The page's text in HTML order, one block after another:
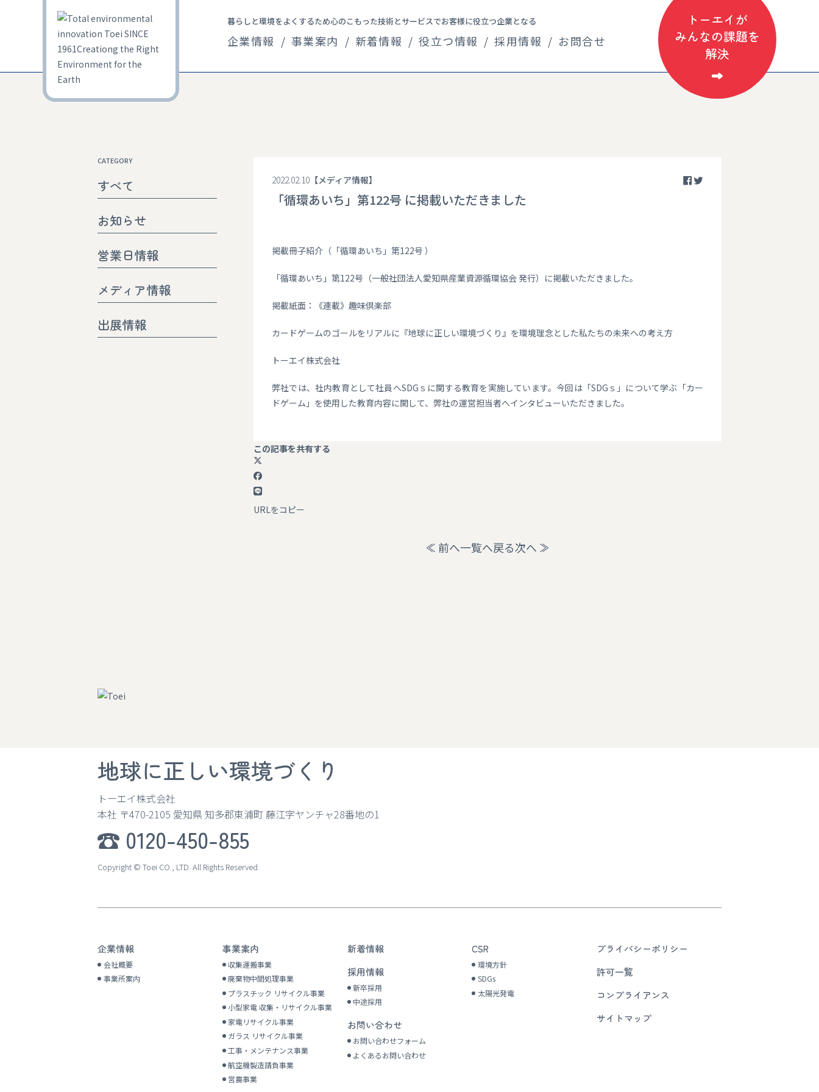
暮らしと環境をよくするため心のこもった技術とサービスでお客様に役立つ企業となる
企業情報 事業案内 新着情報 役立つ情報 採用情報 お問合せ
トーエイが
みんなの課題を
解決
CATEGORY
すべて
お知らせ
営業日情報
メディア情報
出展情報
2022.02.10 メディア情報
「循環あいち」第122号 に掲載いただきました
掲載冊子紹介（「循環あいち」第122号 ）
「循環あいち」第122号（一般社団法人愛知県産業資源循環協会 発行）に掲載いただきました。
掲載紙面：《連載》趣味倶楽部
カードゲームのゴールをリアルに『地球に正しい環境づくり』を環境理念とした私たちの未来への考え方
トーエイ株式会社
弊社では、社内教育として社員へSDGｓに関する教育を実施しています。今回は「SDGｓ」について学ぶ「カー
ドゲーム」を使用した教育内容に関して、弊社の運営担当者へインタビューいただきました。
この記事を共有する
URLをコピー
前へ一覧へ戻る次へ
地球に正しい環境づくり
トーエイ株式会社
本社 〒470-2105 愛知県 知多郡東浦町 藤江字ヤンチャ28番地の1
0120-450-855
Copyright © Toei CO., LTD. All Rights Reserved.
企業情報
会社概要
事業所案内
事業案内
収集運搬事業
廃棄物中間処理事業
プラスチック リサイクル事業
小型家電 収集・ リサイクル事業
家電リサイクル事業
ガラス リサイクル事業
工事・ メンテナンス事業
航空機製造請負事業
営農事業
新着情報
採用情報
新卒採用
中途採用
お問い合わせ
お問い合わせフォーム
よくあるお問い合わせ
CSR
環境方針
SDGs
太陽光発電
プライバシーポリシー
許可一覧
コンプライアンス
サイトマップ
事業案内
新着情報
役立つ情報
採用情報